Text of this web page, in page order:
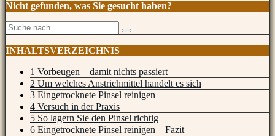
Nicht gefunden, was Sie gesucht haben?
INHALTSVERZEICHNIS
1 Vorbeugen – damit nichts passiert
2 Um welches Anstrichmittel handelt es sich
3 Eingetrocknete Pinsel reinigen
4 Versuch in der Praxis
5 So lagern Sie den Pinsel richtig
6 Eingetrocknete Pinsel reinigen – Fazit